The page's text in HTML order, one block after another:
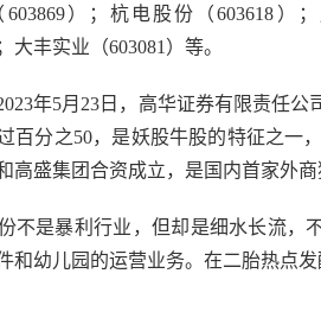
）；杭电股份（603618）
大丰实业（603081）等。
年5月23日，高华证券有限责任公
百分之50，是妖股牛股的特征之一
高盛集团合资成立，是国内首家外商
不是暴利行业，但却是细水长流，
和幼儿园的运营业务。在二胎热点